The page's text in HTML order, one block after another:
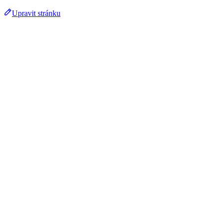
Upravit stránku